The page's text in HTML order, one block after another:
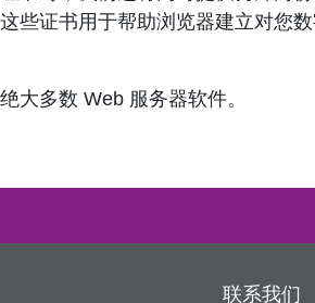
些证书用于帮助浏览器建立对您
大多数 Web 服务器软件。
联系我们